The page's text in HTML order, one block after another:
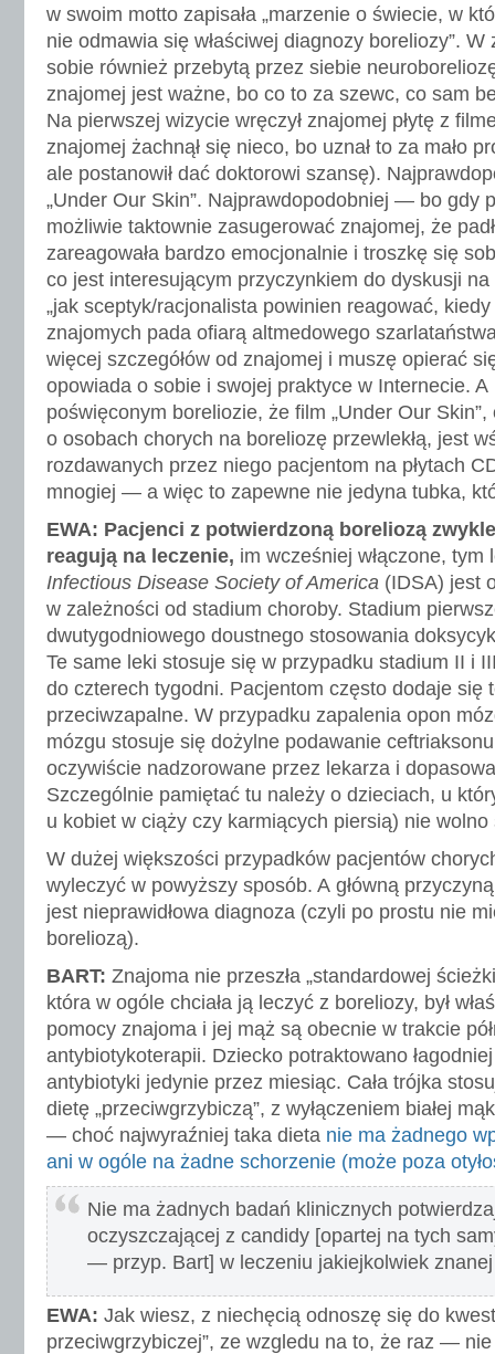
w swoim motto zapisała „marzenie o świecie, w
nie odmawia się właściwej diagnozy boreliozy”.
sobie również przebytą przez siebie
znajomej jest ważne, bo co to za szewc, co sam
Na pierwszej wizycie wręczył znajomej płytę z
znajomej żachnął się nieco, bo uznał to za mało
ale postanowił dać doktorowi szansę).
„Under Our Skin”. Najprawdopodobniej — bo gdy
możliwie taktownie zasugerować znajomej, że
zareagowała bardzo emocjonalnie i troszkę się
co jest interesującym przyczynkiem do dyskusji na
„jak sceptyk/racjonalista powinien reagować,
znajomych pada ofiarą altmedowego
więcej szczegółów od znajomej i muszę opierać
opowiada o sobie i swojej praktyce w Internecie.
poświęconym boreliozie, że film „Under Our
o osobach chorych na boreliozę przewlekłą, jest
rozdawanych przez niego pacjentom na płytach
mnogiej — a więc to zapewne nie jedyna tubka,
EWA: Pacjenci z potwierdzoną boreliozą
reagują na leczenie, im wcześniej włączone,
Infectious Disease Society of America (IDSA) jest
w zależności od stadium choroby. Stadium
dwutygodniowego doustnego stosowania
Te same leki stosuje się w przypadku stadium II i
do czterech tygodni. Pacjentom często dodaje się
przeciwzapalne. W przypadku zapalenia opon
mózgu stosuje się dożylne podawanie
oczywiście nadzorowane przez lekarza i
Szczególnie pamiętać tu należy o dzieciach, u
u kobiet w ciąży czy karmiących piersią) nie
W dużej większości przypadków pacjentów
wyleczyć w powyższy sposób. A główną
jest nieprawidłowa diagnoza (czyli po prostu nie
boreliozą).
BART: Znajoma nie przeszła „standardowej
która w ogóle chciała ją leczyć z boreliozy, był
pomocy znajoma i jej mąż są obecnie w trakcie
antybiotykoterapii. Dziecko potraktowano
antybiotyki jedynie przez miesiąc. Cała trójka
dietę „przeciwgrzybiczą”, z wyłączeniem białej
— choć najwyraźniej taka dieta nie ma żadnego
ani w ogóle na żadne schorzenie (może poza
Nie ma żadnych badań klinicznych
oczyszczającej z candidy [opartej na tych
— przyp. Bart] w leczeniu jakiejkolwiek
EWA: Jak wiesz, z niechęcią odnoszę się do
przeciwgrzybiczej”, ze wzgledu na to, że raz —